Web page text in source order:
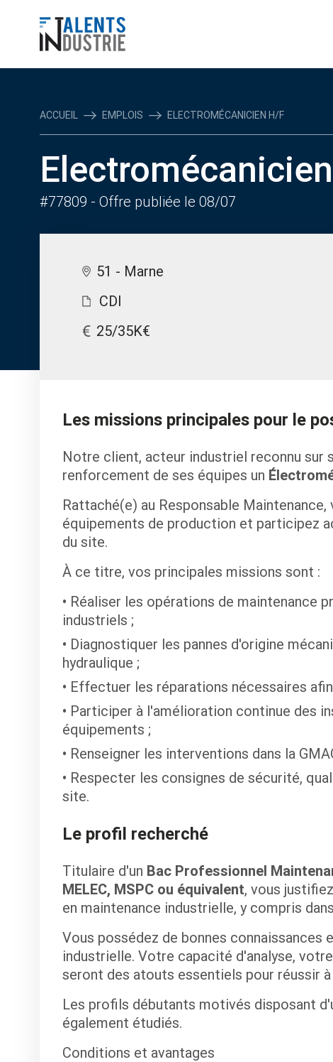
ACCUEIL EMPLOIS ELECTROMÉCANICIEN H/F
#77809 - Offre publiée le 08/07
51 - Marne
CDI
25/35K€
Les missions principales pour le
Notre client, acteur industriel reconnu sur
renforcement de ses équipes un
Rattaché(e) au Responsable
équipements de production et participez
du site.
À ce titre, vos principales missions sont :
Réaliser les opérations de maintenance
industriels ;
Diagnostiquer les pannes d'origine
hydraulique ;
Effectuer les réparations nécessaires
Participer à l'amélioration continue des
équipements ;
Renseigner les interventions dans la
Respecter les consignes de sécurité,
site.
Le profil recherché
Titulaire d'un Bac Professionnel
MELEC, MSPC ou équivalent, vous
en maintenance industrielle, y compris
Vous possédez de bonnes
industrielle. Votre capacité d'analyse,
seront des atouts essentiels pour réussir
Les profils débutants motivés disposant
également étudiés.
Conditions et avantages